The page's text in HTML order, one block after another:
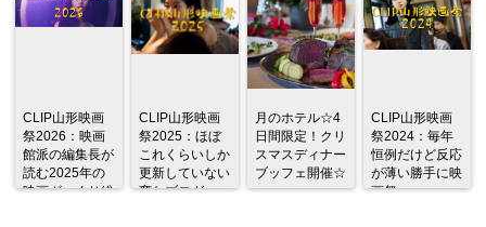
CLIP山形映画
祭2026：映画
館派の編集長が
読む2025年の
映画ざっくり総
CLIP山形映画
祭2025：ほぼ
これくらいしか
更新していない
変なブログ
月のホテル☆4
日間限定！クリ
スマスディナー
ブッフェ開催☆
CLIP山形映画
祭2024：毎年
恒例だけど反応
が薄い勝手に映
画祭